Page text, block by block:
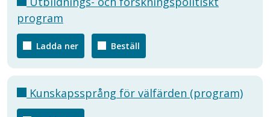
program
Ladda ner Beställ
Kunskapssprång för välfärden (program)